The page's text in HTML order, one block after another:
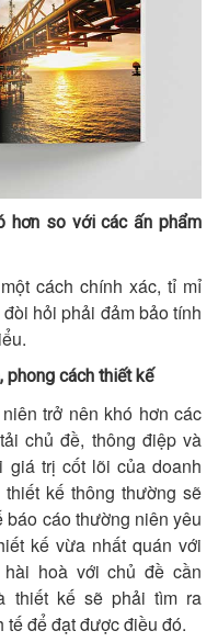
hơn so với các ấn phẩm
cách chính xác, tỉ mỉ
hỏi phải đảm bảo tính
phong cách thiết kế
trở nên khó hơn các
chủ đề, thông điệp và
giá trị cốt lõi của doanh
kế thông thường sẽ
báo cáo thường niên yêu
kế vừa nhất quán với
hoà với chủ đề cần
thiết kế sẽ phải tìm ra
tế để đạt được điều đó.